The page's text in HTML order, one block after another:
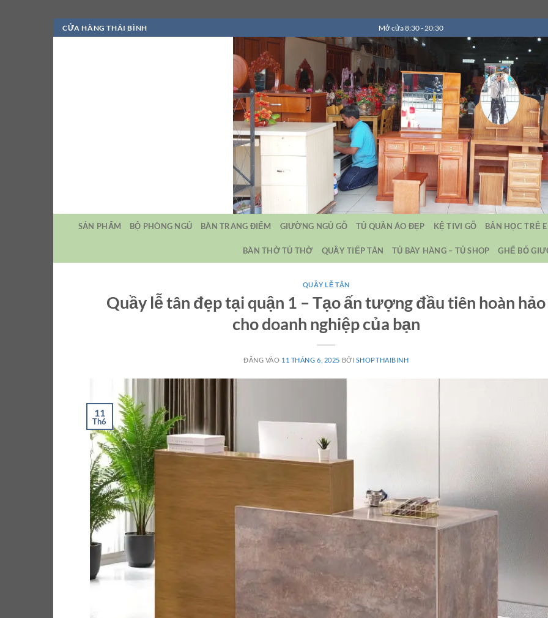
Bỏ
qua
CỬA HÀNG THÁI BÌNH Mở cửa 8:30 - 20:30
SẢN PHẨM BỘ PHÒNG NGỦ BÀN TRANG ĐIỂM GIƯỜNG NGỦ GỖ TỦ QUẦN ÁO ĐẸP KỆ TIVI GỖ BẢN HỌC TRẺ
BÀN THỜ TỦ THỜ QUẦY TIẾP TÂN TỦ BÀY HÀNG – TỦ SHOP GHẾ BỐ
QUẦY LỄ TÂN
Quầy lễ tân đẹp tại quận 1 – Tạo ấn tượng đầu tiên hoàn hảo
cho doanh nghiệp của bạn
ĐĂNG VÀO 11 THÁNG 6, 2025 BỞI SHOPTHAIBINH
11
Th6